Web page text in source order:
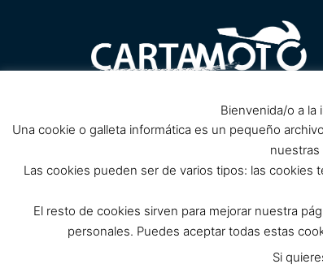
próximo Club de Cabos, Cartagena.
(Cerrado por reforma, solo tienda
info@cartamoto.es
Bienvenida/o a la
Una cookie o galleta informática es un pequeño
Las cookies pueden ser de varios tipos: las
El resto de cookies sirven para mejorar nuestra
personales. Puedes aceptar todas estas
Si